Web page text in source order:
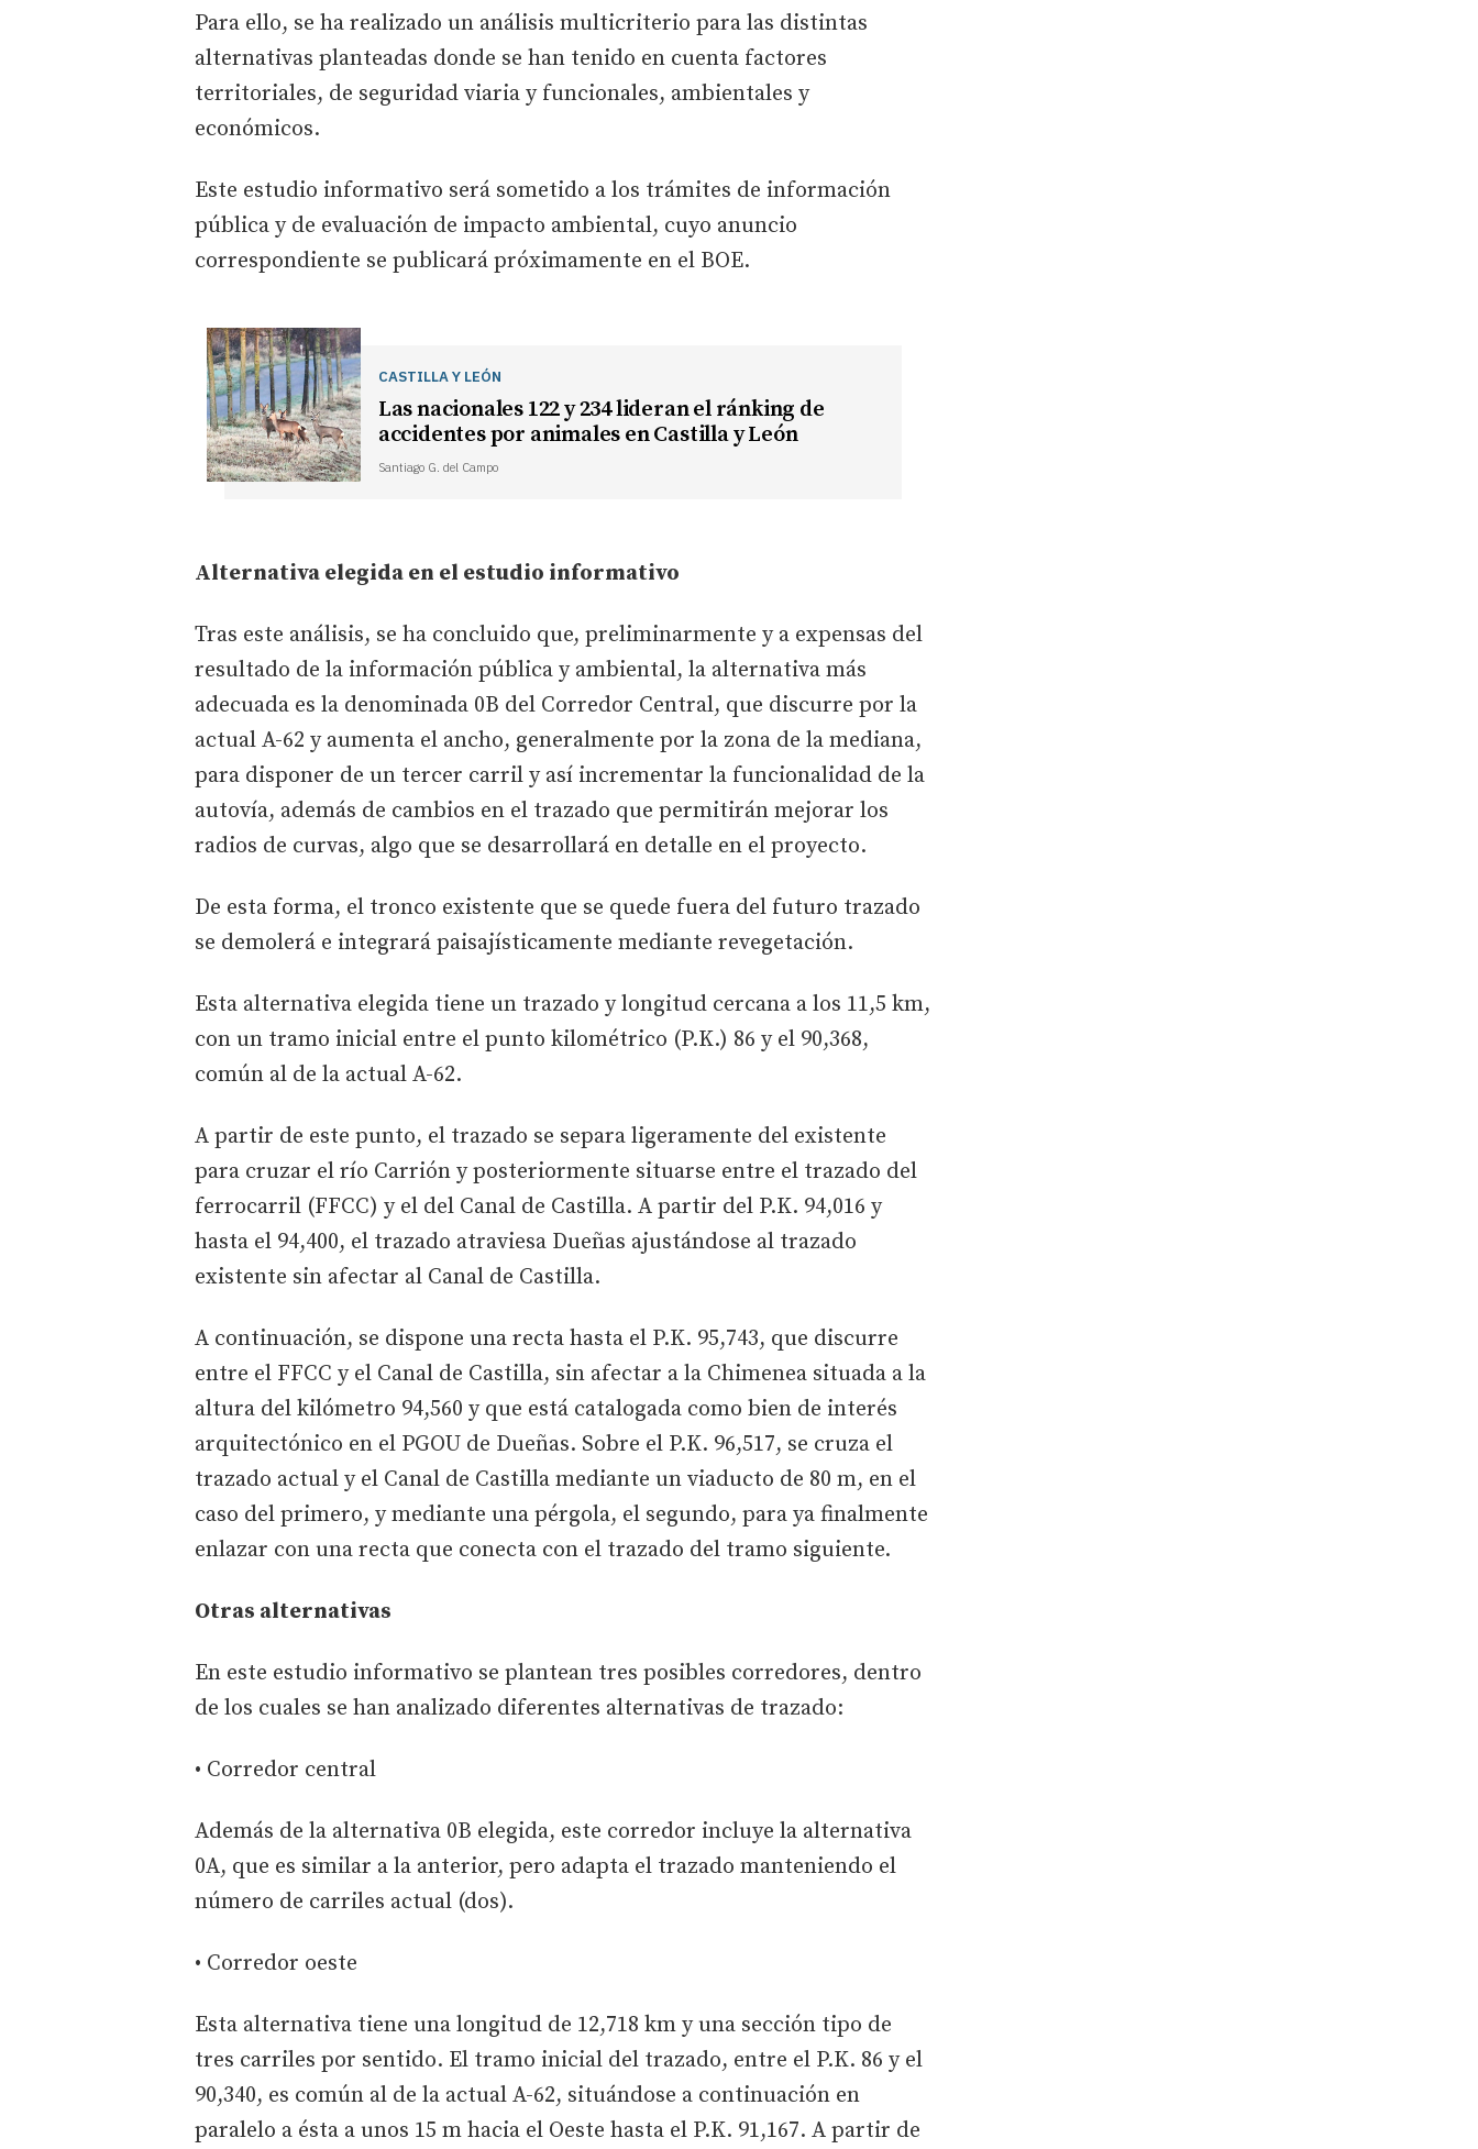
Para ello, se ha realizado un análisis multicriterio para las distintas
alternativas planteadas donde se han tenido en cuenta factores
territoriales, de seguridad viaria y funcionales, ambientales y
económicos.
Este estudio informativo será sometido a los trámites de información
pública y de evaluación de impacto ambiental, cuyo anuncio
correspondiente se publicará próximamente en el BOE.
CASTILLA Y LEÓN
Las nacionales 122 y 234 lideran el ránking de
accidentes por animales en Castilla y León
Santiago G. del Campo
Alternativa elegida en el estudio informativo
Tras este análisis, se ha concluido que, preliminarmente y a expensas del
resultado de la información pública y ambiental, la alternativa más
adecuada es la denominada 0B del Corredor Central, que discurre por la
actual A-62 y aumenta el ancho, generalmente por la zona de la mediana,
para disponer de un tercer carril y así incrementar la funcionalidad de la
autovía, además de cambios en el trazado que permitirán mejorar los
radios de curvas, algo que se desarrollará en detalle en el proyecto.
De esta forma, el tronco existente que se quede fuera del futuro trazado
se demolerá e integrará paisajísticamente mediante revegetación.
Esta alternativa elegida tiene un trazado y longitud cercana a los 11,5 km,
con un tramo inicial entre el punto kilométrico (P.K.) 86 y el 90,368,
común al de la actual A-62.
A partir de este punto, el trazado se separa ligeramente del existente
para cruzar el río Carrión y posteriormente situarse entre el trazado del
ferrocarril (FFCC) y el del Canal de Castilla. A partir del P.K. 94,016 y
hasta el 94,400, el trazado atraviesa Dueñas ajustándose al trazado
existente sin afectar al Canal de Castilla.
A continuación, se dispone una recta hasta el P.K. 95,743, que discurre
entre el FFCC y el Canal de Castilla, sin afectar a la Chimenea situada a la
altura del kilómetro 94,560 y que está catalogada como bien de interés
arquitectónico en el PGOU de Dueñas. Sobre el P.K. 96,517, se cruza el
trazado actual y el Canal de Castilla mediante un viaducto de 80 m, en el
caso del primero, y mediante una pérgola, el segundo, para ya finalmente
enlazar con una recta que conecta con el trazado del tramo siguiente.
Otras alternativas
En este estudio informativo se plantean tres posibles corredores, dentro
de los cuales se han analizado diferentes alternativas de trazado:
• Corredor central
Además de la alternativa 0B elegida, este corredor incluye la alternativa
0A, que es similar a la anterior, pero adapta el trazado manteniendo el
número de carriles actual (dos).
• Corredor oeste
Esta alternativa tiene una longitud de 12,718 km y una sección tipo de
tres carriles por sentido. El tramo inicial del trazado, entre el P.K. 86 y el
90,340, es común al de la actual A-62, situándose a continuación en
paralelo a ésta a unos 15 m hacia el Oeste hasta el P.K. 91,167. A partir de